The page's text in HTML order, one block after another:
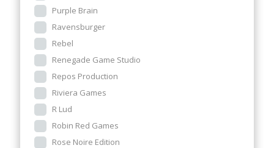
Purple Brain
Ravensburger
Rebel
Renegade Game Studio
Repos Production
Riviera Games
R Lud
Robin Red Games
Rose Noire Edition